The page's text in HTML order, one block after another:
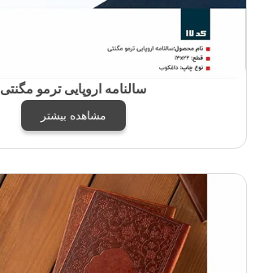
سالنامه اروپایی ترمو مگنتی
مشاهده بیشتر